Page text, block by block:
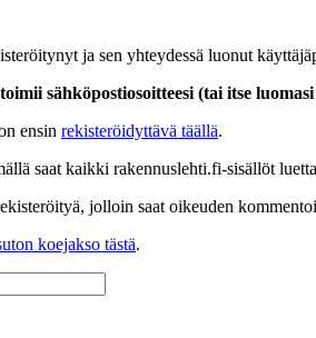
ja sen yhteydessä luonut
sähköpostiosoitteesi (tai itse
ensin rekisteröidyttävä täällä.
saat kaikki rakennuslehti.fi-sisällöt
jolloin saat oikeuden
koejakso tästä.